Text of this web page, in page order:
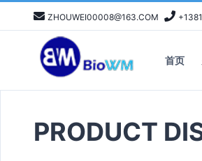
ZHOUWEI00008@163.COM
首页
PRODUCT